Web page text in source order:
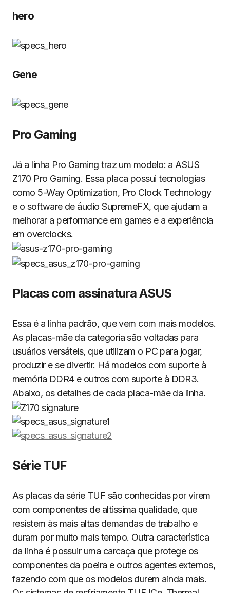
hero
Gene
Pro Gaming
Já a linha Pro Gaming traz um modelo: a ASUS
Z170 Pro Gaming. Essa placa possui tecnologias
como 5-Way Optimization, Pro Clock Technology
e o software de áudio SupremeFX, que ajudam a
melhorar a performance em games e a experiência
em overclocks.
Placas com assinatura ASUS
Essa é a linha padrão, que vem com mais modelos.
As placas-mãe da categoria são voltadas para
usuários versáteis, que utilizam o PC para jogar,
produzir e se divertir. Há modelos com suporte à
memória DDR4 e outros com suporte à DDR3.
Abaixo, os detalhes de cada placa-mãe da linha.
Série TUF
As placas da série TUF são conhecidas por virem
com componentes de altíssima qualidade, que
resistem às mais altas demandas de trabalho e
duram por muito mais tempo. Outra característica
da linha é possuir uma carcaça que protege os
componentes da poeira e outros agentes externos,
fazendo com que os modelos durem ainda mais.